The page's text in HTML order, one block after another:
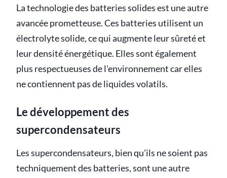
La technologie des batteries solides est une autre
avancée prometteuse. Ces batteries utilisent un
électrolyte solide, ce qui augmente leur sûreté et
leur densité énergétique. Elles sont également
plus respectueuses de l'environnement car elles
ne contiennent pas de liquides volatils.
Le développement des
supercondensateurs
Les supercondensateurs, bien qu'ils ne soient pas
techniquement des batteries, sont une autre